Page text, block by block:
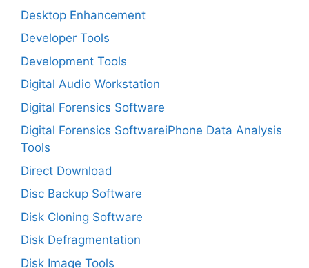
Desktop Enhancement
Developer Tools
Development Tools
Digital Audio Workstation
Digital Forensics Software
Digital Forensics SoftwareiPhone Data Analysis
Tools
Direct Download
Disc Backup Software
Disk Cloning Software
Disk Defragmentation
Disk Image Tools